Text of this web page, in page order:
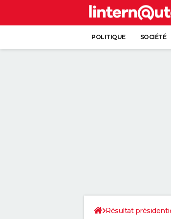
POLITIQUE SOCIÉTÉ
Résultat